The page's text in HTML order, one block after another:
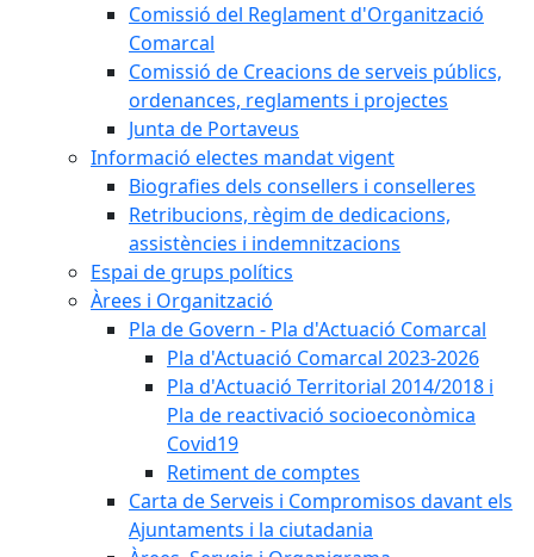
Comissió del Reglament d'Organització
Comarcal
Comissió de Creacions de serveis públics,
ordenances, reglaments i projectes
Junta de Portaveus
Informació electes mandat vigent
Biografies dels consellers i conselleres
Retribucions, règim de dedicacions,
assistències i indemnitzacions
Espai de grups polítics
Àrees i Organització
Pla de Govern - Pla d'Actuació Comarcal
Pla d'Actuació Comarcal 2023-2026
Pla d'Actuació Territorial 2014/2018 i
Pla de reactivació socioeconòmica
Covid19
Retiment de comptes
Carta de Serveis i Compromisos davant els
Ajuntaments i la ciutadania